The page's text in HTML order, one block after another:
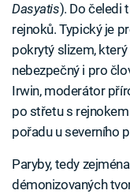
Dasyatis). Do čeledi
rejnoků. Typický je
pokrytý slizem,
nebezpečný i pro
Irwin, moderátor
po střetu s
pořadu u severního
Paryby, tedy
démonizovaných